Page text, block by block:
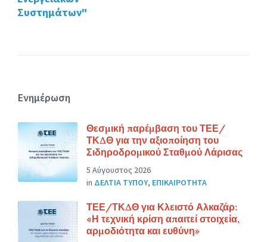
Συστημάτων"
Ενημέρωση
Θεσμική παρέμβαση του ΤΕΕ/
ΤΚΔΘ για την αξιοποίηση του
Σιδηροδρομικού Σταθμού Λάρισας
5 Αύγουστος 2026
in ΔΕΛΤΙΑ ΤΥΠΟΥ, ΕΠΙΚΑΙΡΟΤΗΤΑ
ΤΕΕ/ΤΚΔΘ για Κλειστό Αλκαζάρ:
«Η τεχνική κρίση απαιτεί στοιχεία,
αρμοδιότητα και ευθύνη»